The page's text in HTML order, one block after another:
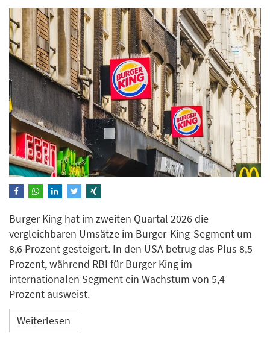
Burger King hat im zweiten Quartal 2026 die
vergleichbaren Umsätze im Burger-King-Segment um
8,6 Prozent gesteigert. In den USA betrug das Plus 8,5
Prozent, während RBI für Burger King im
internationalen Segment ein Wachstum von 5,4
Prozent ausweist.
Weiterlesen